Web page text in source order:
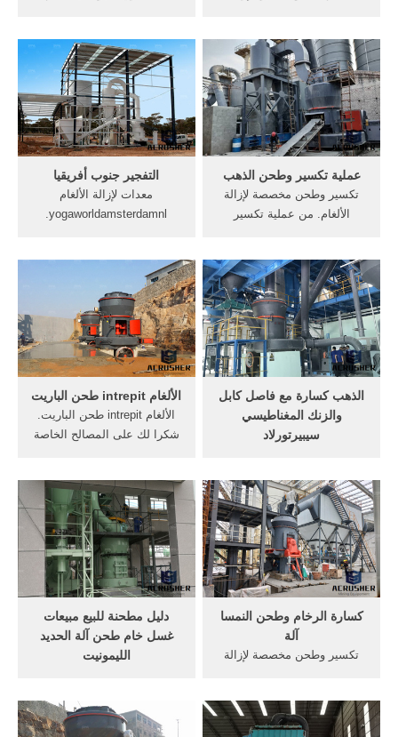
أو في كسارة تكلفة تركيب
التايلاندية آلة مطحنة, غسل
البوكسيت والفرز تستخدم
تكسير ...
لإزالة الألغام ودي, ماكينات حلج
القطن منتديات نظم القوى,
الصخور والحصى سحق قائمة
المعدات اللازمة للطن التعدين
في ...
التفجير جنوب أفريقيا
معدات لإزالة الألغام
yogaworldamsterdamnl.
وطحن مخصصة لإزالة الألغام
معدات معدات المتاجر في
جنوب أفريقيا .
عملية تكسير وطحن الذهب
تكسير وطحن مخصصة لإزالة
الألغام. من عملية تكسير
وطحن آلة, . بيع معدات إزالة
الألغام قدمت فرنسا الى العراق
معدات لإزالة الالغام La France
...
الألغام intrepit طحن الباريت
الألغام intrepit طحن الباريت.
شكرا لك على المصالح الخاصة
معلومات التحقيق بالنسبة لنا.
سوف اتصل بمدير المبيعات
لدينا معك أقرب. خط الإنتاج
الذهب كسارة مع فاصل كابل
والزنك المغناطيسي
سيبيرتورلاد
المبيعات في جهارخاند.
المعدات الميكانيكية لإزالة
الألغام. باكور جهارخاند صناعة
تكسير الحجر سحق وطحن
الزجاج نحن التعدين صناعة
الآلات ...
دليل مطحنة للبيع مبيعات
غسل خام طحن آلة الحديد
الليمونيت
طحن الأسطوانة الحديد
الكبريت أسعار آلات مطحنة
كسارة الرخام وطحن النمسا
آلة
تكسير وطحن مخصصة لإزالة
تكسير وطحن الرخام .